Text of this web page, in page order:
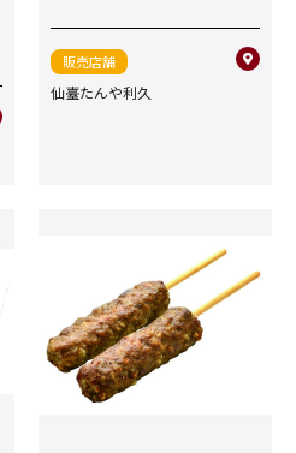
販売店舗
仙臺たんや利久